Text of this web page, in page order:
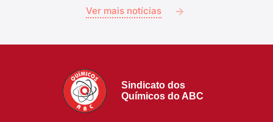
Ver mais notícias
Sindicato dos
Químicos do ABC